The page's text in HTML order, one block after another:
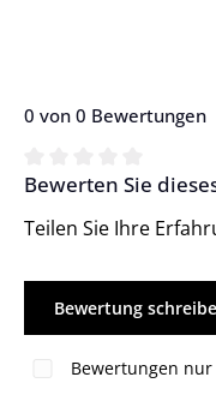
0 von 0 Bewertungen
Durchschnittliche
Bewerten Sie
Teilen Sie Ihre
Bewertung
Bewertungen